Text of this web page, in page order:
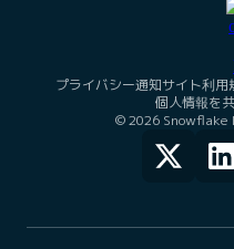
プライバシー通知サイト利用
個人情報を
© 2026 Snowflake